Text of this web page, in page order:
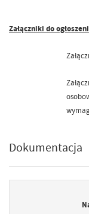
Załączniki do
Dokumentacja